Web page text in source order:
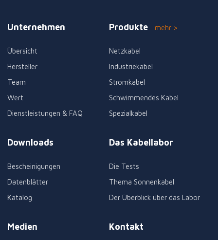
Unternehmen
Übersicht
Hersteller
Team
Wert
Dienstleistungen & FAQ
Produkte mehr >
Netzkabel
Industriekabel
Stromkabel
Schwimmendes Kabel
Spezialkabel
Downloads
Bescheinigungen
Datenblätter
Katalog
Das Kabellabor
Die Tests
Thema Sonnenkabel
Der Überblick über das Labor
Medien Kontakt